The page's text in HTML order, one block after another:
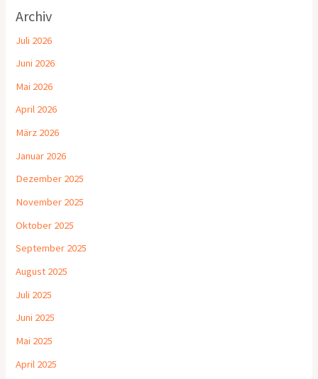
Archiv
Juli 2026
Juni 2026
Mai 2026
April 2026
März 2026
Januar 2026
Dezember 2025
November 2025
Oktober 2025
September 2025
August 2025
Juli 2025
Juni 2025
Mai 2025
April 2025